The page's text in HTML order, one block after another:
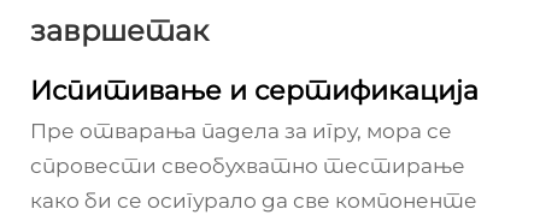
завршетак
Испитивање и сертификација
Пре отварања падела за игру, мора се
спровести свеобухватно тестирање
како би се осигурало да све компоненте